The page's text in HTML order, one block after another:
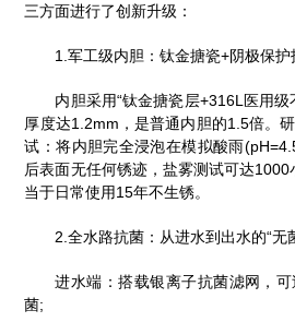
三方面进行了创新升级：
1.军工级内胆：钛金搪瓷+阴极保护
内胆采用“钛金搪瓷层+316L医用级
厚度达1.2mm，是普通内胆的1.5倍。
试：将内胆完全浸泡在模拟酸雨
后表面无任何锈迹，盐雾测试可达
当于日常使用15年不生锈。
2.全水路抗菌：从进水到出水的“无
进水端：搭载银离子抗菌滤网，
菌;